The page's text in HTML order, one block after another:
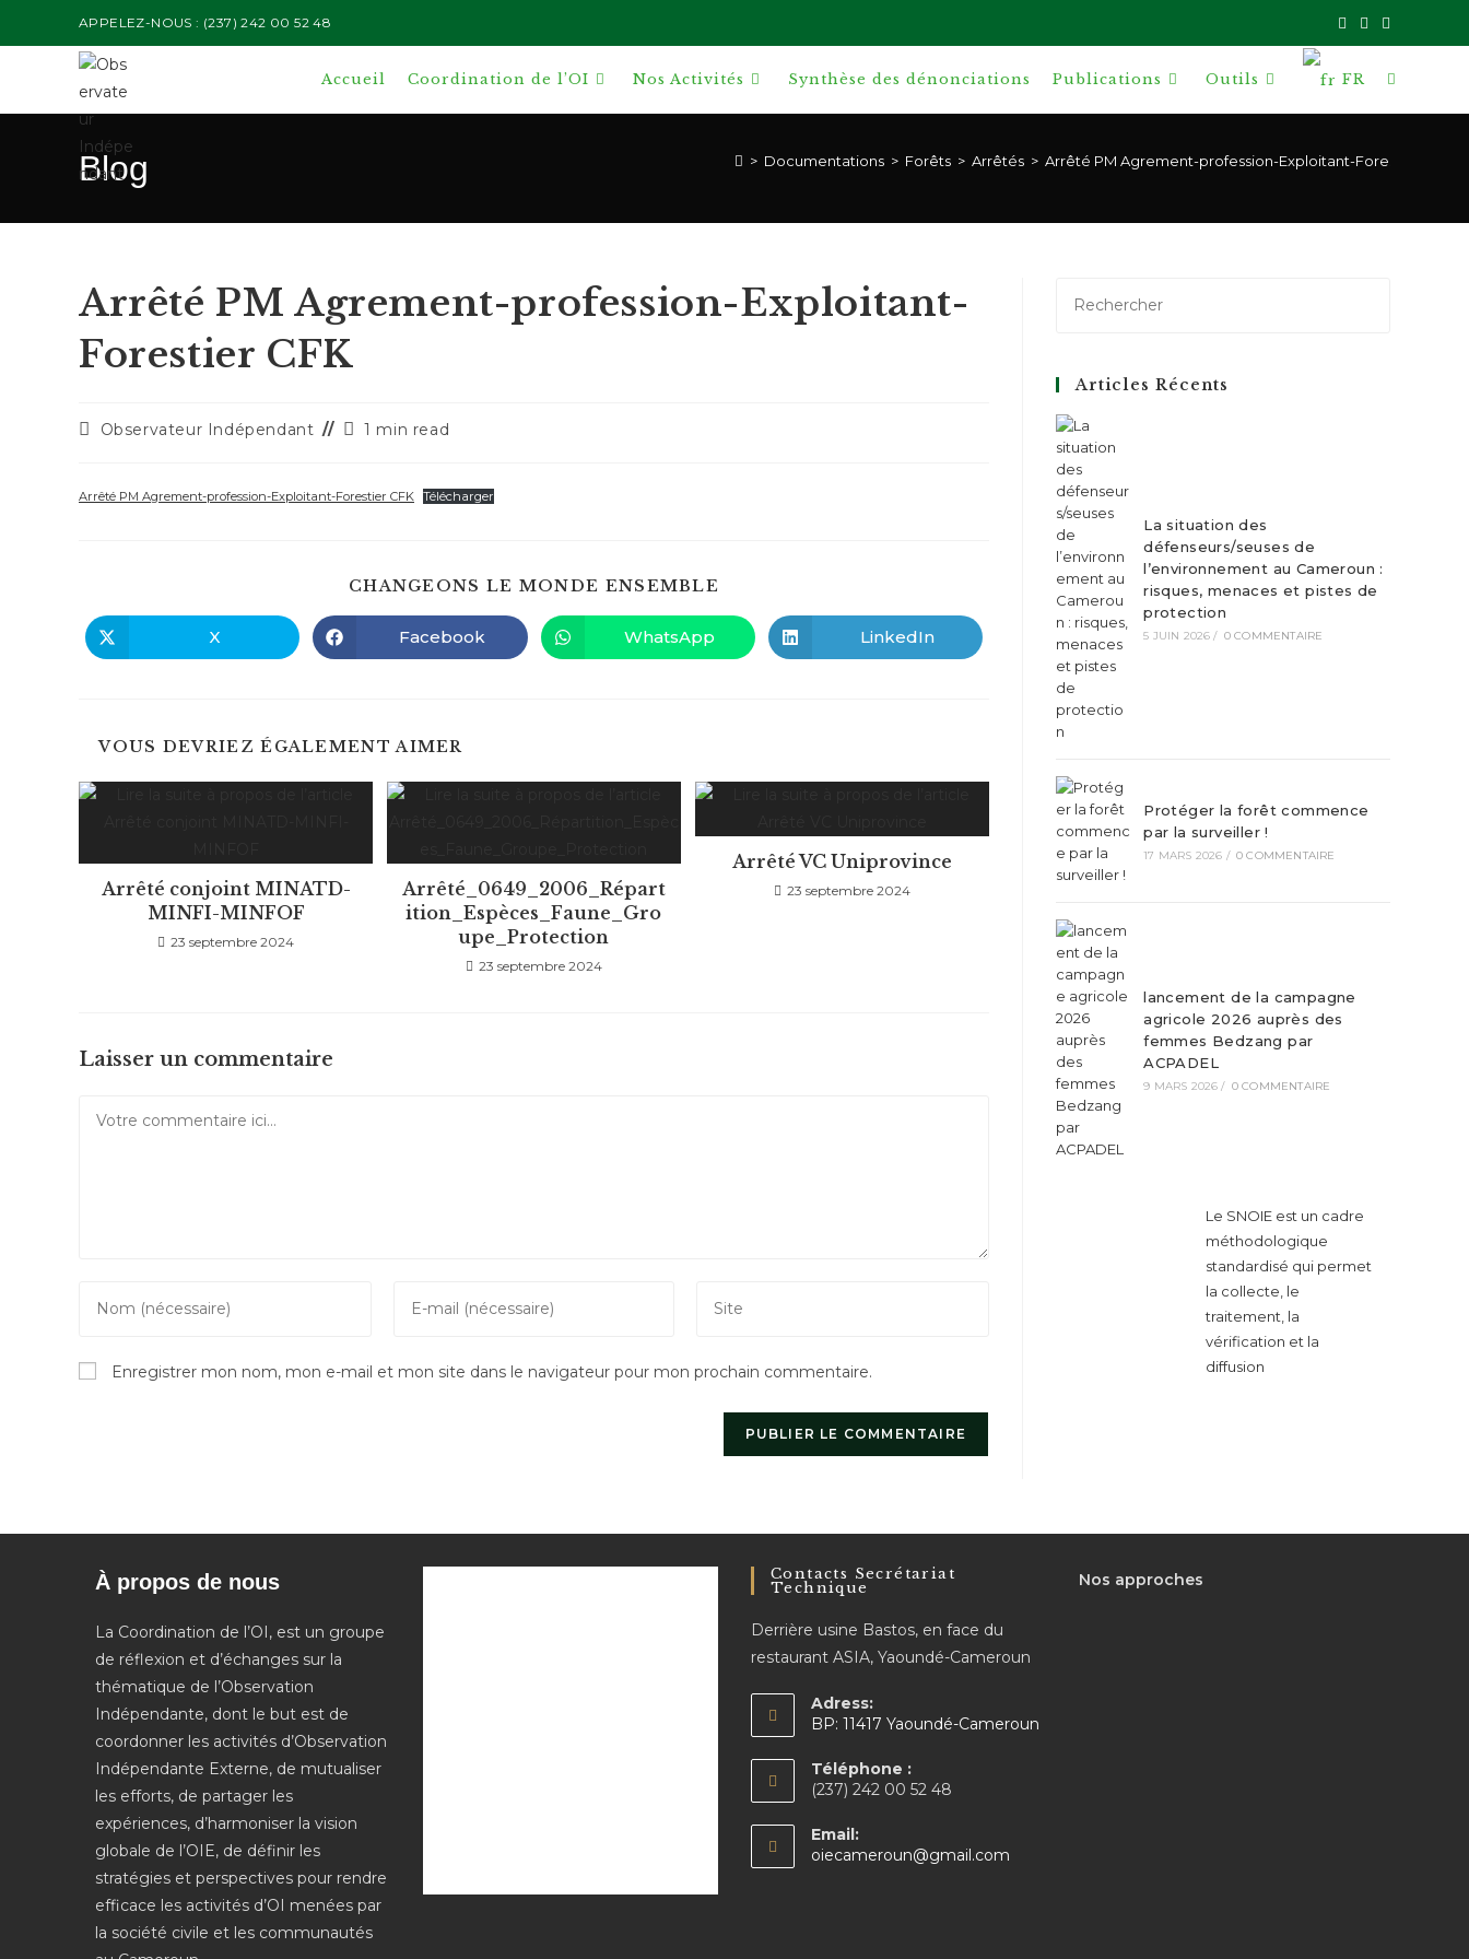
APPELEZ-NOUS : (237) 242 00 52 48
Accueil Coordination de l’OI Nos Activités Synthèse des dénonciations Publications Outils FR Toggle
Blog > Documentations > Forêts > Arrêtés > Arrêté PM Agrement-profession-Exploitant-Forestier CFK
Arrêté PM Agrement-profession-Exploitant-
Forestier CFK
Auteur/autrice
publication :
Observateur Indépendant
Temps
1 min read
Arrêté PM Agrement-profession-Exploitant-Forestier CFK Télécharger
CHANGEONS LE MONDE ENSEMBLE
CONTENU
Ouvrir
dans
X Ouvrir
dans
Facebook Ouvrir
dans
WhatsApp Ouvrir
dans
LinkedIn
VOUS DEVRIEZ ÉGALEMENT AIMER
Arrêté conjoint MINATD-
MINFI-MINFOF
23 septembre 2024
Arrêté_0649_2006_Répart
ition_Espèces_Faune_Gro
upe_Protection
23 septembre 2024
Arrêté VC Uniprovince
23 septembre 2024
Laisser un commentaire
your
or
your
address
l’URL
votre
(facultatif)
Enregistrer mon nom, mon e-mail et mon site dans le navigateur pour mon prochain commentaire.
Articles Récents
La situation des
défenseurs/seuses de
l’environnement au Cameroun :
risques, menaces et pistes de
protection
5 JUIN 2026 / 0 COMMENTAIRE
Protéger la forêt commence
par la surveiller !
17 MARS 2026 / 0 COMMENTAIRE
lancement de la campagne
agricole 2026 auprès des
femmes Bedzang par
ACPADEL
9 MARS 2026 / 0 COMMENTAIRE
Le SNOIE est un cadre
méthodologique
standardisé qui permet
la collecte, le
traitement, la
vérification et la
diffusion
À propos de nous
La Coordination de l’OI, est un groupe
de réflexion et d’échanges sur la
thématique de l’Observation
Indépendante, dont le but est de
coordonner les activités d’Observation
Indépendante Externe, de mutualiser
les efforts, de partager les
expériences, d’harmoniser la vision
globale de l’OIE, de définir les
stratégies et perspectives pour rendre
efficace les activités d’OI menées par
la société civile et les communautés
Contacts Secrétariat
Technique
Derrière usine Bastos, en face du
restaurant ASIA, Yaoundé-Cameroun
Adress:
BP: 11417 Yaoundé-Cameroun
Téléphone :
(237) 242 00 52 48
Email:
oiecameroun@gmail.com
Nos approches